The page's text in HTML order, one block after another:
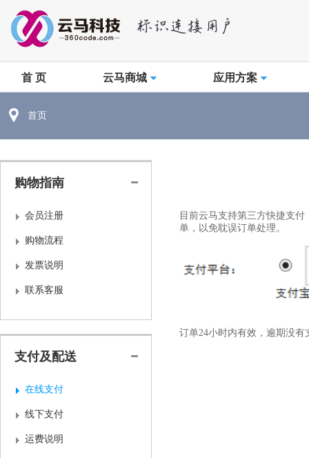
首 页 云马商城 应用方案
首页
购物指南
会员注册
购物流程
发票说明
联系客服
支付及配送
在线支付
线下支付
运费说明
目前云马支持第三方快捷支
单，以免耽误订单处理。
订单24小时内有效，逾期没